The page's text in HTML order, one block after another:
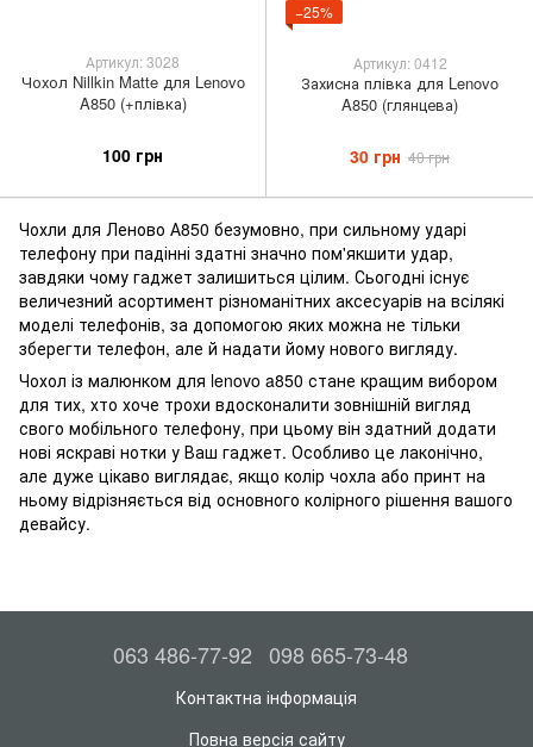
Артикул: 3028
Чохол Nillkin Matte для Lenovo
A850 (+плівка)
100 грн
−25%
Артикул: 0412
Захисна плівка для Lenovo
A850 (глянцева)
30 грн 40 грн
Чохли для Леново А850 безумовно, при сильному ударі
телефону при падінні здатні значно пом'якшити удар,
завдяки чому гаджет залишиться цілим. Сьогодні існує
величезний асортимент різноманітних аксесуарів на всілякі
моделі телефонів, за допомогою яких можна не тільки
зберегти телефон, але й надати йому нового вигляду.
Чохол із малюнком для lenovo a850 стане кращим вибором
для тих, хто хоче трохи вдосконалити зовнішній вигляд
свого мобільного телефону, при цьому він здатний додати
нові яскраві нотки у Ваш гаджет. Особливо це лаконічно,
але дуже цікаво виглядає, якщо колір чохла або принт на
ньому відрізняється від основного колірного рішення вашого
девайсу.
063 486-77-92 098 665-73-48
Контактна інформація
Повна версія сайту